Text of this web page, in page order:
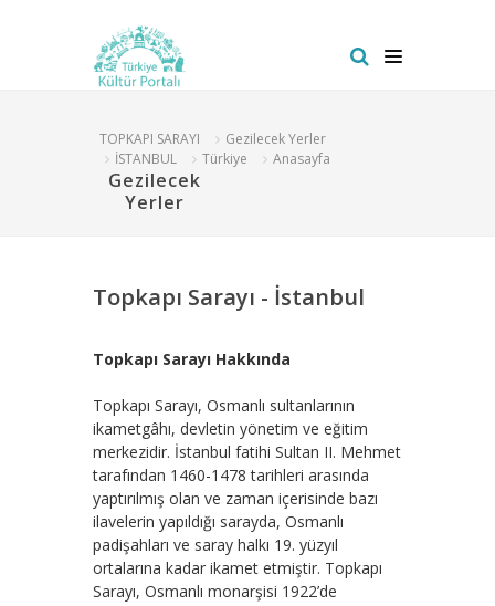
TOPKAPI SARAYI
Gezilecek Yerler
İSTANBUL
Türkiye Anasayfa
Gezilecek
Yerler
Topkapı Sarayı - İstanbul
Topkapı Sarayı Hakkında
Topkapı Sarayı, Osmanlı sultanlarının
ikametgâhı, devletin yönetim ve eğitim
merkezidir. İstanbul fatihi Sultan II. Mehmet
tarafından 1460-1478 tarihleri arasında
yaptırılmış olan ve zaman içerisinde bazı
ilavelerin yapıldığı sarayda, Osmanlı
padişahları ve saray halkı 19. yüzyıl
ortalarına kadar ikamet etmiştir. Topkapı
Sarayı, Osmanlı monarşisi 1922’de